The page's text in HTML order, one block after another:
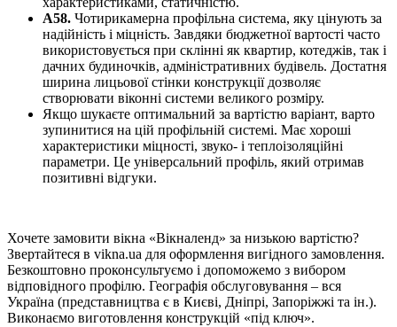
А58. Чотирикамерна профільна система, яку цінують за
надійність і міцність. Завдяки бюджетної вартості часто
використовується при склінні як квартир, котеджів, так і
дачних будиночків, адміністративних будівель. Достатня
ширина лицьової стінки конструкції дозволяє
створювати віконні системи великого розміру.
Якщо шукаєте оптимальний за вартістю варіант, варто
зупинитися на цій профільній системі. Має хороші
характеристики міцності, звуко- і теплоізоляційні
параметри. Це універсальний профіль, який отримав
позитивні відгуки.
Хочете замовити вікна «Вікналенд» за низькою вартістю?
Звертайтеся в vikna.ua для оформлення вигідного замовлення.
Безкоштовно проконсультуємо і допоможемо з вибором
відповідного профілю. Географія обслуговування – вся
Україна (представництва є в Києві, Дніпрі, Запоріжжі та ін.).
Виконаємо виготовлення конструкцій «під ключ».